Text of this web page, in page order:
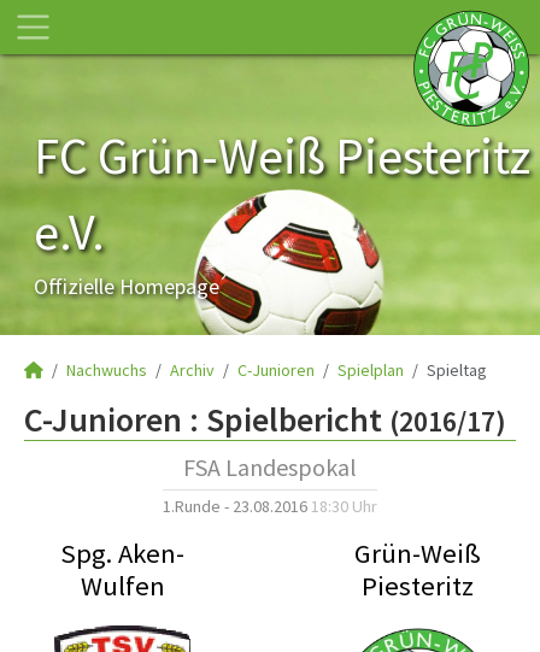
FC Grün-Weiß Piesteritz
e.V.
Offizielle Homepage
Nachwuchs Archiv C-Junioren Spielplan Spieltag
C-Junioren : Spielbericht (2016/17)
FSA Landespokal
1.Runde - 23.08.2016 18:30 Uhr
Spg. Aken-
Wulfen
Grün-Weiß
Piesteritz